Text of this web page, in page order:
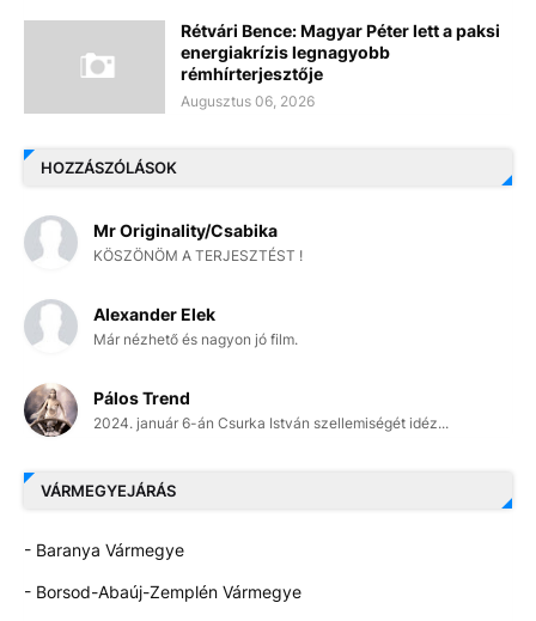
Rétvári Bence: Magyar Péter lett a paksi
energiakrízis legnagyobb
rémhírterjesztője
Augusztus 06, 2026
HOZZÁSZÓLÁSOK
Mr Originality/Csabika
KÖSZÖNÖM A TERJESZTÉST !
Alexander Elek
Már nézhető és nagyon jó film.
Pálos Trend
2024. január 6-án Csurka István szellemiségét idéz...
VÁRMEGYEJÁRÁS
- Baranya Vármegye
- Borsod-Abaúj-Zemplén Vármegye